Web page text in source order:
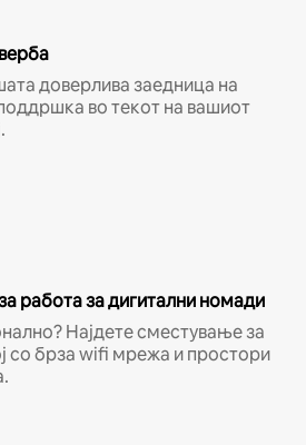
доверлива заедница на
во текот на вашиот
работа за дигитални номади
Најдете сместување за
со брза wifi мрежа и простори